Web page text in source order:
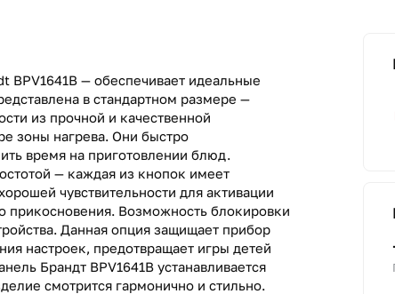
BPV1641B — обеспечивает идеальные
в стандартном размере —
из прочной и качественной
зоны нагрева. Они быстро
время на приготовлении блюд.
— каждая из кнопок имеет
чувствительности для активации
прикосновения. Возможность блокировки
Данная опция защищает прибор
настроек, предотвращает игры детей
Брандт BPV1641B устанавливается
смотрится гармонично и стильно.